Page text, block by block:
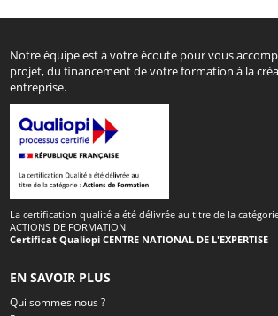
Notre équipe est à votre écoute pour vous
projet, du financement de votre formation à la
entreprise.
La certification qualité a été délivrée au titre de la
ACTIONS DE FORMATION
Certificat Qualiopi CENTRE NATIONAL DE L'EXPERTISE
EN SAVOIR PLUS
Qui sommes nous ?